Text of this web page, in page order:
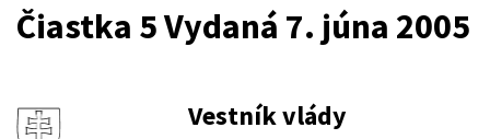
Čiastka 5 Vydaná 7. júna 2005
Vestník vlády